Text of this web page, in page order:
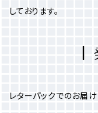
しております。
レターパックでのお届け